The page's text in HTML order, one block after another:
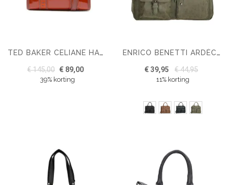
TED BAKER CELIANE HANDBAG SYNTHETIC RED BROWN
€ 145,00 € 89,00
39% korting
ENRICO BENETTI ARDÈCHE HANDTAS 15"
€ 39,95 € 44,95
11% korting